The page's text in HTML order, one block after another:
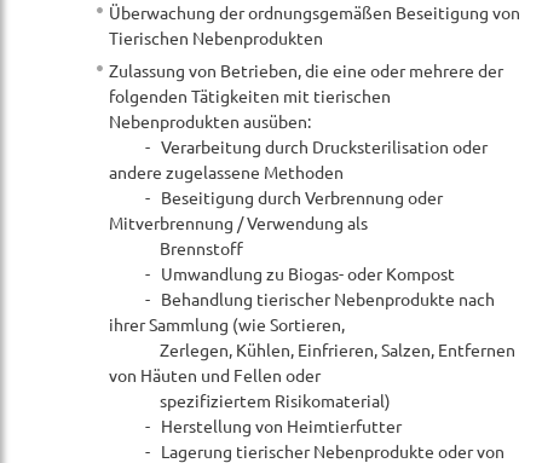
Überwachung der ordnungsgemäßen Beseitigung von
Tierischen Nebenprodukten
Zulassung von Betrieben, die eine oder mehrere der
folgenden Tätigkeiten mit tierischen
Nebenprodukten ausüben:
- Verarbeitung durch Drucksterilisation oder
andere zugelassene Methoden
- Beseitigung durch Verbrennung oder
Mitverbrennung / Verwendung als
Brennstoff
- Umwandlung zu Biogas- oder Kompost
- Behandlung tierischer Nebenprodukte nach
ihrer Sammlung (wie Sortieren,
Zerlegen, Kühlen, Einfrieren, Salzen, Entfernen
von Häuten und Fellen oder
spezifiziertem Risikomaterial)
- Herstellung von Heimtierfutter
- Lagerung tierischer Nebenprodukte oder von